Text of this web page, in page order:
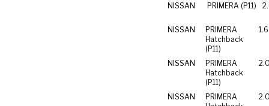
NISSAN PRIMERA (P11)
NISSAN
PRIMERA
Hatchback
(P11)
NISSAN
PRIMERA
Hatchback
(P11)
NISSAN
PRIMERA